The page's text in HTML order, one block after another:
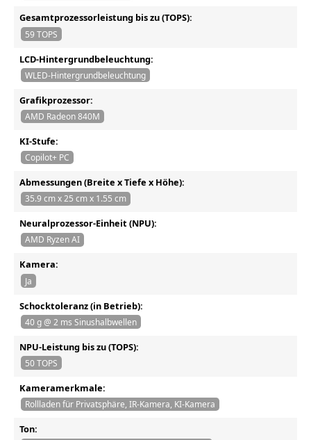
Gesamtprozessorleistung bis zu (TOPS):
59 TOPS
LCD-Hintergrundbeleuchtung:
WLED-Hintergrundbeleuchtung
Grafikprozessor:
AMD Radeon 840M
KI-Stufe:
Copilot+ PC
Abmessungen (Breite x Tiefe x Höhe):
35.9 cm x 25 cm x 1.55 cm
Neuralprozessor-Einheit (NPU):
AMD Ryzen AI
Kamera:
Ja
Schocktoleranz (in Betrieb):
40 g @ 2 ms Sinushalbwellen
NPU-Leistung bis zu (TOPS):
50 TOPS
Kameramerkmale:
Rollladen für Privatsphäre, IR-Kamera, KI-Kamera
Ton: